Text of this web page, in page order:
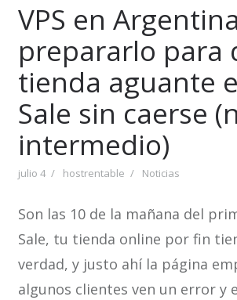
VPS en
prepararlo para
tienda aguante
Sale sin caerse
intermedio)
julio 4 hostrentable Noticias
Son las 10 de la mañana del
Sale, tu tienda online por fin
verdad, y justo ahí la página
algunos clientes ven un error y